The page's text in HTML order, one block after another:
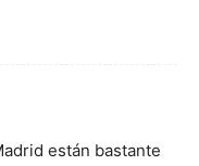
están bastante